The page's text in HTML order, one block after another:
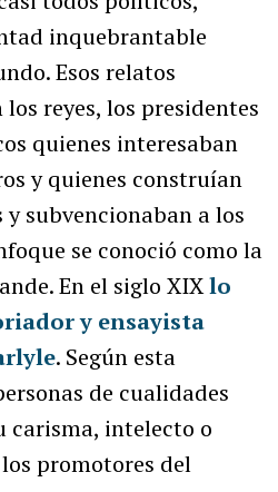
inquebrantable
Esos relatos
reyes, los presidentes
quienes interesaban
y quienes construían
subvencionaban a los
se conoció como la
En el siglo XIX⁠lo
y ensayista
. Según esta
de cualidades
carisma, intelecto o
promotores del